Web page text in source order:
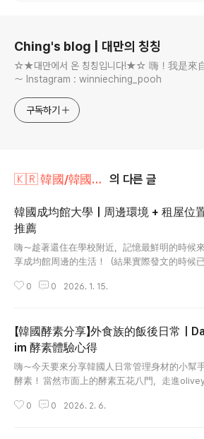
Ching's blog | 대만의 칭칭
☆★대만에서 온 칭칭입니다!★☆ 嗨！我是來自台灣的晴
～ Instagram : winnieching_pooh
구독하기
🇰🇷 韓國/韓國生活 의 다른 글
韓國成均館大學｜周邊環境 + 租屋位
推薦
嗨～趁著還住在學校附近，記憶最鮮明的時候
享成均館周邊的生活！（結果實際發文的時候
站但是從地圖上可以看到地鐵站跟學校其實有一
（대학로）－也就是有很多劇場＆音樂劇的地方
在惠化站的2號出口附近，因此雖然在同個生活
圈，但是離學校走路大概還是有20分鐘左右的距
離呦～學校周邊環境成均館大學其實位於山上，
此從正門口進出的話，一路向上就是爬山路線無
誤一般如果住在學校附近的話，會透過後門進出
0 0 2026. 1. 15.
【韓國酵素分享】外食族的飯後日常｜
im 酵素體驗心得
嗨～今天要來分享韓國人日常管理身材的小幫
酵素！ 當然市面上的酵素五花八門，走進
XD） 近幾年「韓國酵素」在日常保養中越來越常被
0 0 2026. 2. 6.